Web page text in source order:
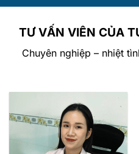
TƯ VẤN VIÊN CỦA
Chuyên nghiệp – nhiệt